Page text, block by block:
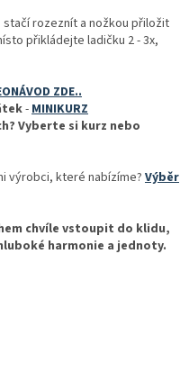
stačí rozeznít a nožkou přiložit
přikládejte ladičku 2 - 3x,
ZDE..
-MINIKURZ
Vyberte si kurz nebo
výrobci, které nabízíme? Výběr
chvíle vstoupit do klidu,
harmonie a jednoty.